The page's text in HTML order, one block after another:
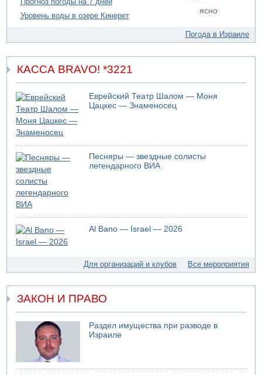
в Лоде
Правительство переводит министерству обороны еще
срочные секретные нужды"
Уровень воды в озере Кинерет
ясно
Погода в Израиле
КАССА BRAVO! *3221
Еврейский Театр Шалом — Моня
Цацкес — Знаменосец
Песняры — звездные солисты
легендарного ВИА
Al Bano — Israel — 2026
Для организаций и клубов Все мероприятия
ЗАКОН И ПРАВО
Раздел имущества при разводе в
Израиле